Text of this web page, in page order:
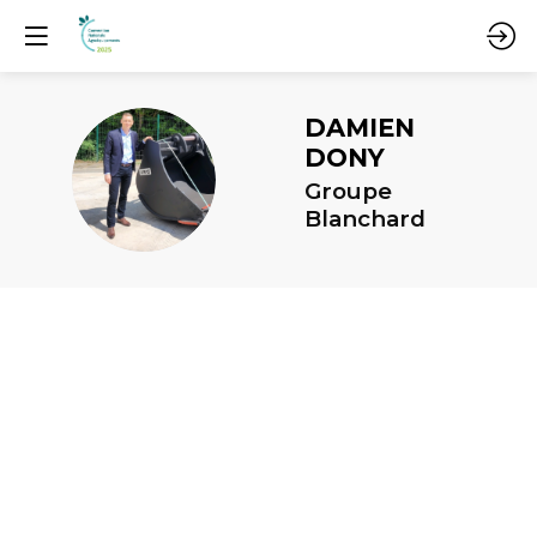
DD
DAMIEN
DONY
Groupe
Blanchard